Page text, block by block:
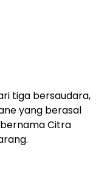
tiga bersaudara,
yang berasal
Citra